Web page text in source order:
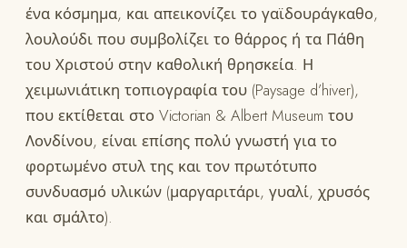
ένα κόσμημα, και απεικονίζει το γαϊδουράγκαθο,
λουλούδι που συμβολίζει το θάρρος ή τα Πάθη
του Χριστού στην καθολική θρησκεία. Η
χειμωνιάτικη τοπιογραφία του (Paysage d’hiver),
που εκτίθεται στο Victorian & Albert Museum του
Λονδίνου, είναι επίσης πολύ γνωστή για το
φορτωμένο στυλ της και τον πρωτότυπο
συνδυασμό υλικών (μαργαριτάρι, γυαλί, χρυσός
και σμάλτο).